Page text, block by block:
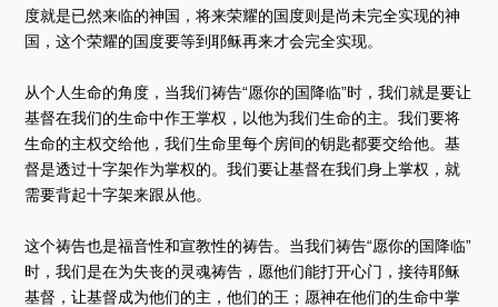
度就是已然来临的神国，将来荣耀的国度则是尚未完全实现的神
国，这个荣耀的国度要等到耶稣再来才会完全实现。
从个人生命的角度，当我们祷告“愿你的国降临”时，我们就是要让
基督在我们的生命中作王掌权，以他为我们生命的主。我们要将
生命的主权交给他，我们生命里每个房间的钥匙都要交给他。基
督是透过十字架作为掌权的。我们要让基督在我们身上掌权，就
需要背起十字架来跟从他。
这个祷告也是福音性和宣教性的祷告。当我们祷告“愿你的国降临”
时，我们是在为失丧的灵魂祷告，愿他们能打开心门，接待耶稣
基督，让基督成为他们的主，他们的王；愿神在他们的生命中掌